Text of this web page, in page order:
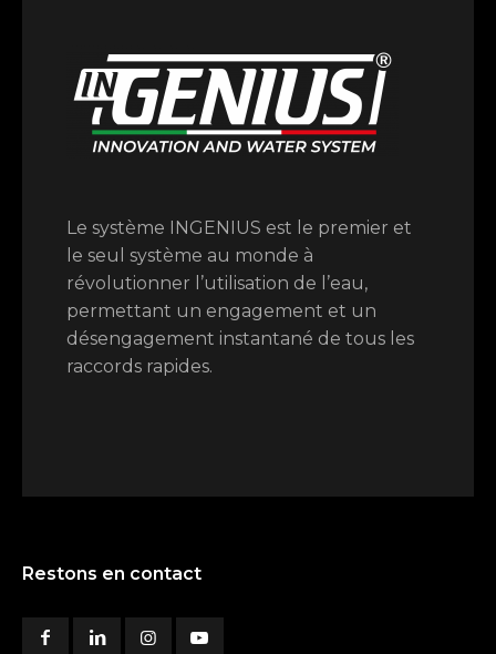
Le système INGENIUS est le premier et
le seul système au monde à
révolutionner l’utilisation de l’eau,
permettant un engagement et un
désengagement instantané de tous les
raccords rapides.
Restons en contact